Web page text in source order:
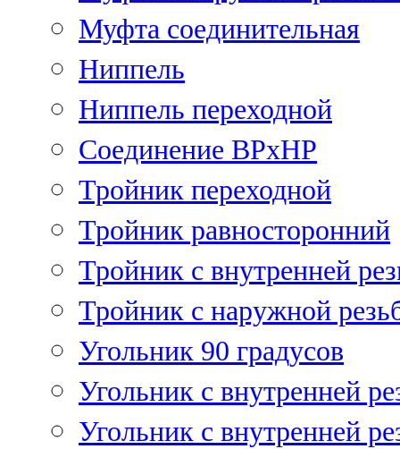
Муфта соединительная
Ниппель
Ниппель переходной
Соединение ВРхНР
Тройник переходной
Тройник равносторонний
Тройник с внутренней
Тройник с наружной
Угольник 90 градусов
Угольник c внутренней
Угольник с внутренней